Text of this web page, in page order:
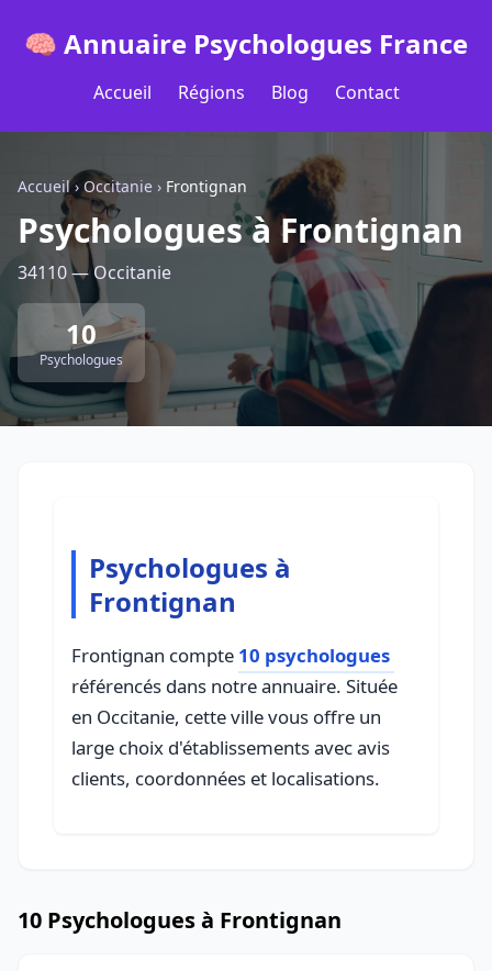
🧠 Annuaire Psychologues France
Accueil Régions Blog Contact
Accueil› Occitanie › Frontignan
Psychologues à Frontignan
34110 — Occitanie
10
Psychologues
Psychologues à
Frontignan
Frontignan compte 10 psychologues
référencés dans notre annuaire. Située
en Occitanie, cette ville vous offre un
large choix d'établissements avec avis
clients, coordonnées et localisations.
10 Psychologues à Frontignan